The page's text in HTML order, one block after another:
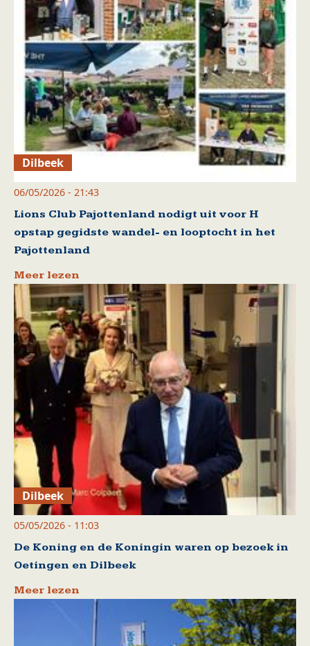
Dilbeek
06/05/2026 - 21:43
Lions Club Pajottenland nodigt uit voor H
opstap gegidste wandel- en looptocht in het
Pajottenland
Meer lezen
Dilbeek
05/05/2026 - 11:03
De Koning en de Koningin waren op bezoek in
Oetingen en Dilbeek
Meer lezen